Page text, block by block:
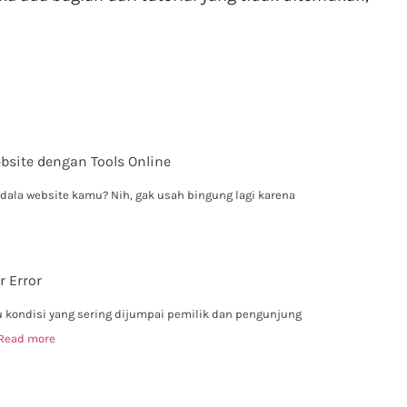
dengan Tools Online
website kamu? Nih, gak usah bingung lagi karena
Error
kondisi yang sering dijumpai pemilik dan pengunjung
more